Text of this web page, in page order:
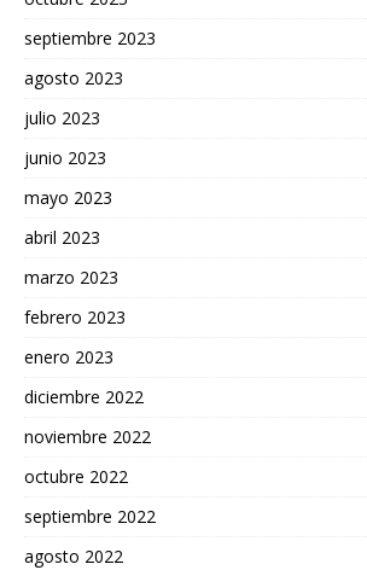
septiembre 2023
agosto 2023
julio 2023
junio 2023
mayo 2023
abril 2023
marzo 2023
febrero 2023
enero 2023
diciembre 2022
noviembre 2022
octubre 2022
septiembre 2022
agosto 2022